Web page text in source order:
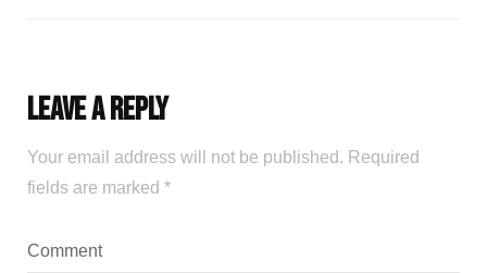
Leave a Reply
Your email address will not be published. Required
fields are marked *
Comment